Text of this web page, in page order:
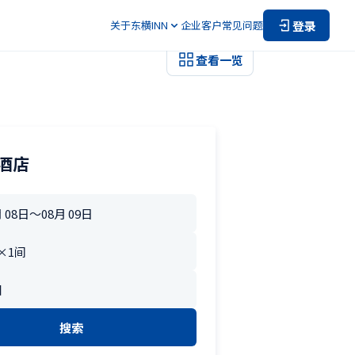
关于东横INN 企业客户常见问题 登录
查看一览
店
搜索